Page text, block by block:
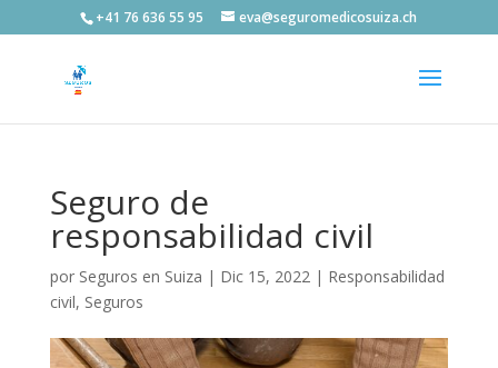
+41 76 636 55 95 eva@seguromedicosuiza.ch
Seguro de
responsabilidad civil
por Seguros en Suiza | Dic 15, 2022| Responsabilidad
civil, Seguros